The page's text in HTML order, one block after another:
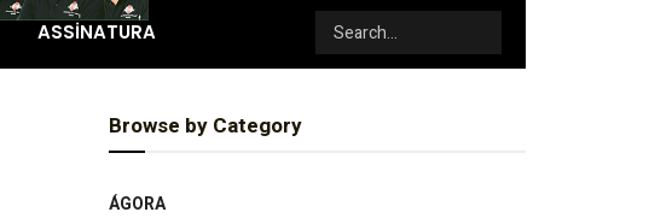
ASSINATURA
Browse by Category
ÁGORA